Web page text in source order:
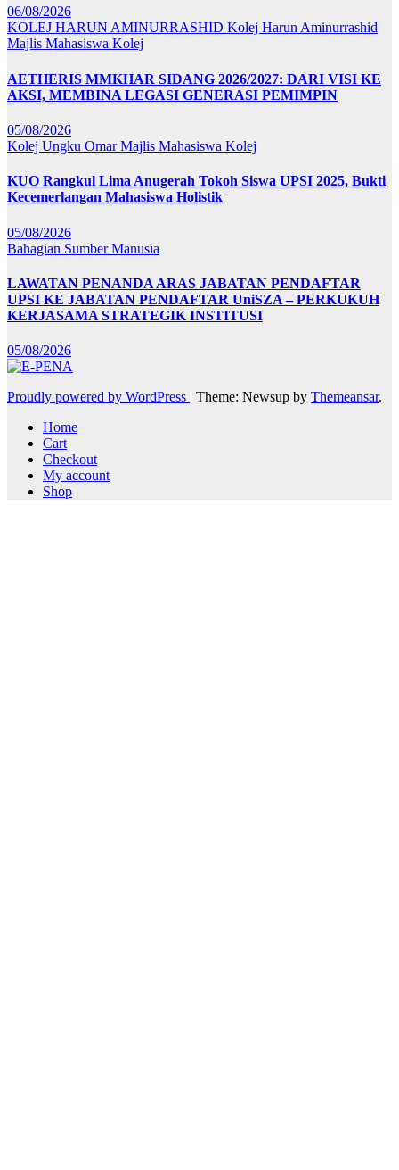
06/08/2026
KOLEJ HARUN AMINURRASHID Kolej Harun Aminurrashid
Majlis Mahasiswa Kolej
AETHERIS MMKHAR SIDANG 2026/2027: DARI VISI KE
AKSI, MEMBINA LEGASI GENERASI PEMIMPIN
05/08/2026
Kolej Ungku OmarMajlis Mahasiswa Kolej
KUO Rangkul Lima Anugerah Tokoh Siswa UPSI 2025, Bukti
Kecemerlangan Mahasiswa Holistik
05/08/2026
Bahagian Sumber Manusia
LAWATAN PENANDA ARAS JABATAN PENDAFTAR
UPSI KE JABATAN PENDAFTAR UniSZA – PERKUKUH
KERJASAMA STRATEGIK INSTITUSI
05/08/2026
Proudly powered by WordPress | Theme: Newsup by Themeansar.
Home
Cart
Checkout
My account
Shop